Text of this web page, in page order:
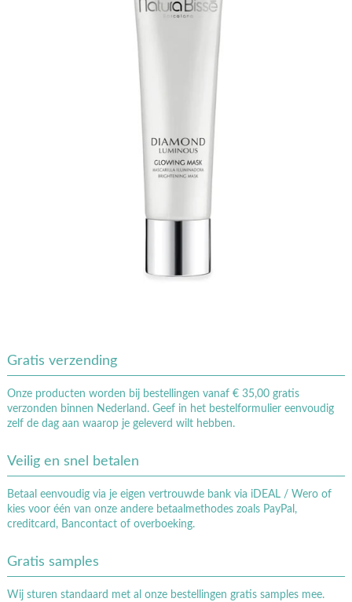
Gratis verzending
Onze producten worden bij bestellingen vanaf € 35,00 gratis
verzonden binnen Nederland. Geef in het bestelformulier eenvoudig
zelf de dag aan waarop je geleverd wilt hebben.
Veilig en snel betalen
Betaal eenvoudig via je eigen vertrouwde bank via iDEAL / Wero of
kies voor één van onze andere betaalmethodes zoals PayPal,
creditcard, Bancontact of overboeking.
Gratis samples
Wij sturen standaard met al onze bestellingen gratis samples mee.